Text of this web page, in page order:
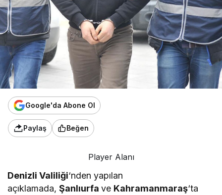
Google'da Abone Ol
Paylaş Beğen
Player Alanı
Denizli Valiliği‘nden yapılan
açıklamada,Şanlıurfave Kahramanmaraş‘ta